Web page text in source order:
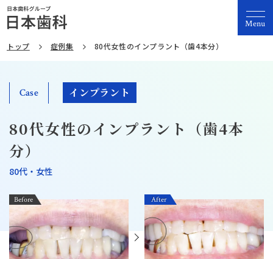
Menu
トップ 症例集 80代女性のインプラント（歯4本分）
Case インプラント
80代女性のインプラント（歯4本
分）
80代・女性